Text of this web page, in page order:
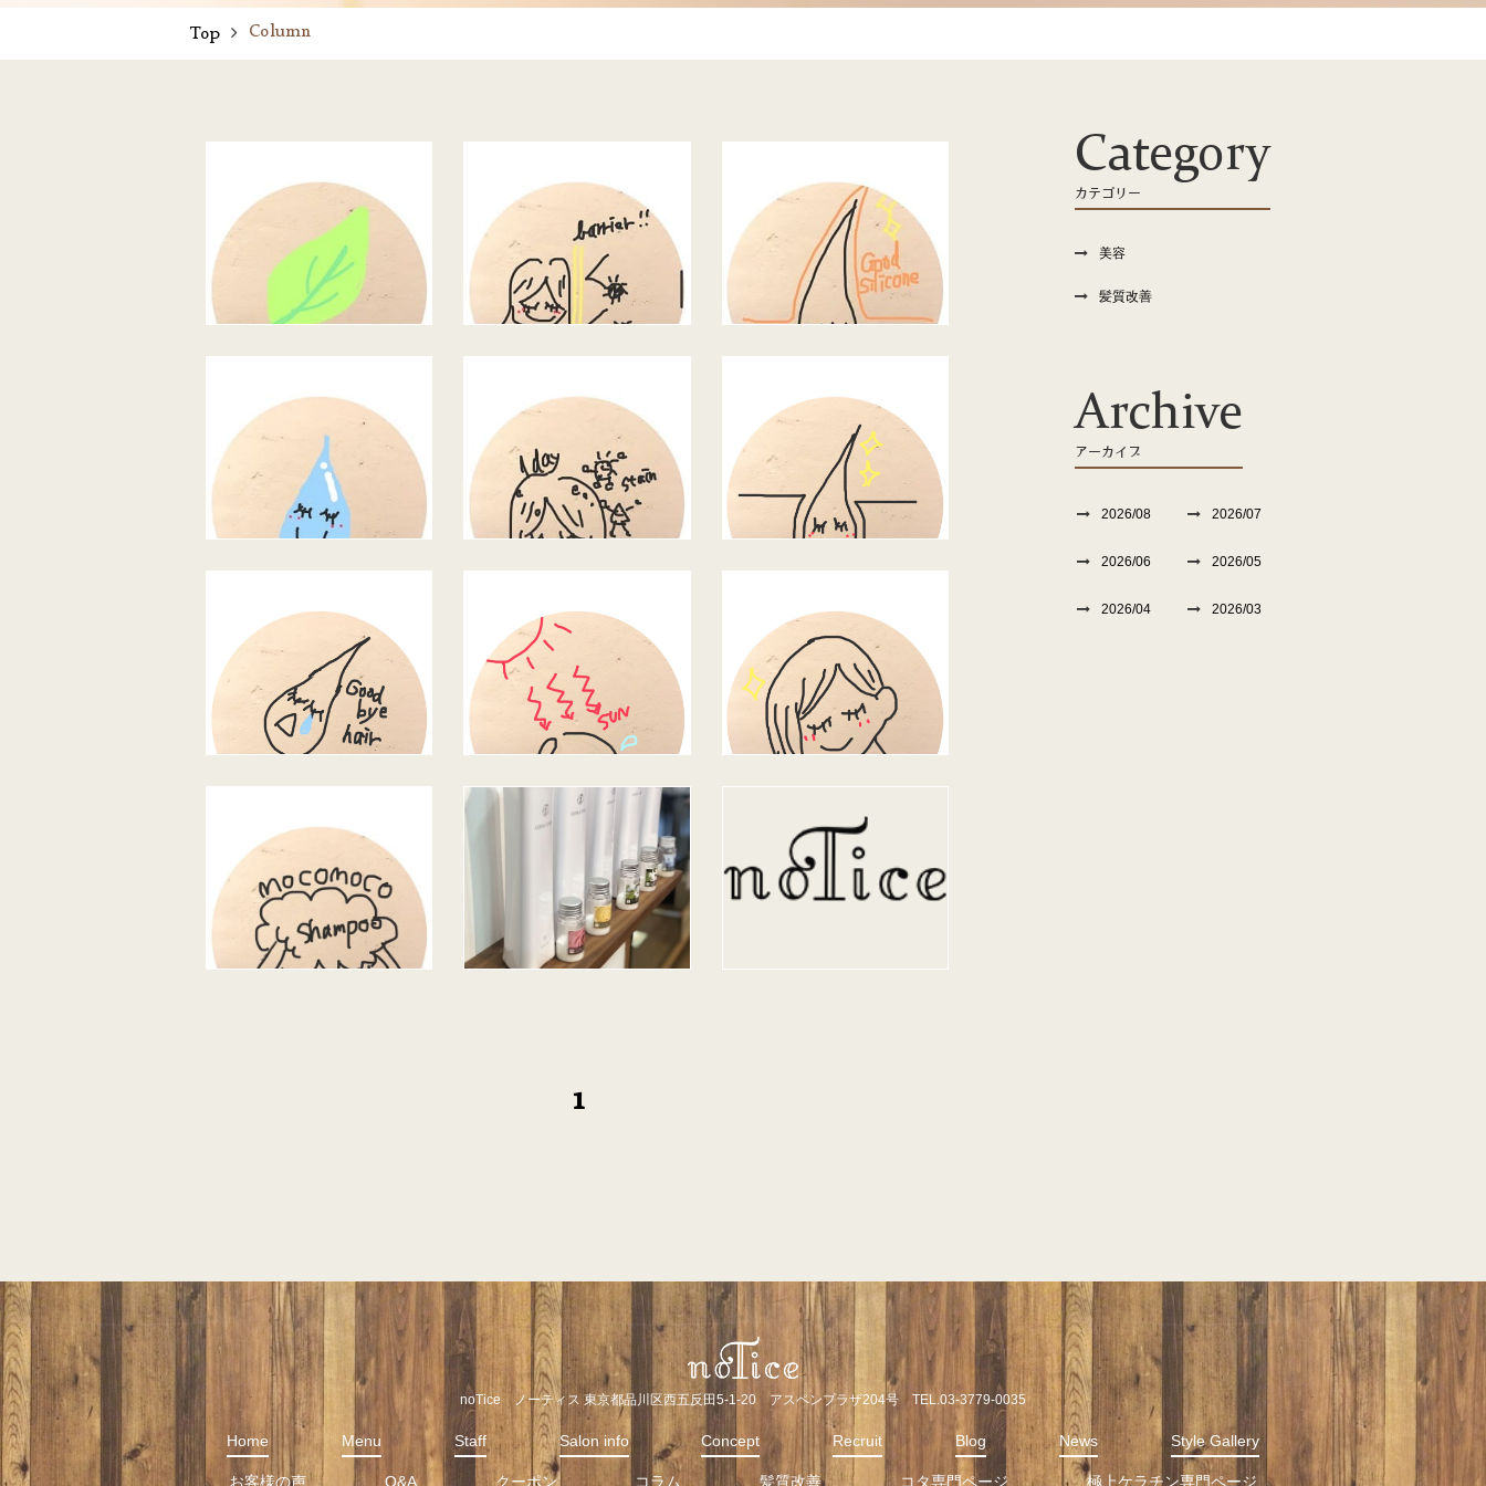
Top Column
1
Category
カテゴリー
美容
髪質改善
Archive
アーカイブ
2026/08 2026/07
2026/06 2026/05
2026/04 2026/03
noTice ノーティス 東京都品川区西五反田5-1-20 アスペンプラザ204号 TEL.03-3779-0035
Home Menu Staff Salon info Concept Recruit Blog News Style Gallery
お客様の声 Q&A クーポン コラム 髪質改善 コタ専門ページ 極上ケラチン専門ページ